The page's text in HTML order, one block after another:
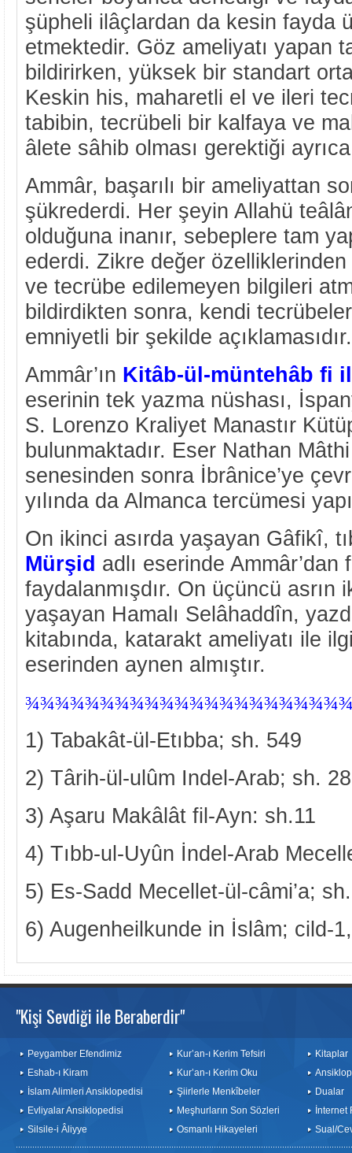
şüpheli ilâçlardan da kesin fayda
etmektedir. Göz ameliyatı yapan
bildirirken, yüksek bir standart
Keskin his, maharetli el ve ileri
tabibin, tecrübeli bir kalfaya ve
âlete sâhib olması gerektiği
Ammâr, başarılı bir ameliyattan
şükrederdi. Her şeyin Allahü
olduğuna inanır, sebeplere tam
ederdi. Zikre değer
ve tecrübe edilemeyen bilgileri
bildirdikten sonra, kendi
emniyetli bir şekilde açıklamasıdır.
Ammâr’ın Kitâb-ül-müntehâb fi
eserinin tek yazma nüshası,
S. Lorenzo Kraliyet Manastır
bulunmaktadır. Eser Nathan
senesinden sonra İbrânice’ye
yılında da Almanca tercümesi
On ikinci asırda yaşayan Gâfikî,
Mürşid adlı eserinde Ammâr’dan
faydalanmışdır. On üçüncü asrın
yaşayan Hamalı Selâhaddîn,
kitabında, katarakt ameliyatı ile
eserinden aynen almıştır.
¾
1) Tabakât-ül-Etıbba; sh. 549
2) Târih-ül-ulûm Indel-Arab; sh.
3) Aşaru Makâlât fil-Ayn: sh.11
4) Tıbb-ul-Uyûn İndel-Arab
5) Es-Sadd Mecellet-ül-câmi’a;
6) Augenheilkunde in İslâm; cild-
"Kişi Sevdiği ile Beraberdir"
Peygamber Efendimiz
Eshab-ı Kiram
İslam Alimleri Ansiklopedisi
Evliyalar Ansiklopedisi
Silsile-i Âliyye
Kur’an-ı Kerim Tefsiri
Kur’an-ı Kerim Oku
Şiirlerle Menkîbeler
Meşhurların Son Sözleri
Osmanlı Hikayeleri
Kitaplar
Dualar
İnternet
Sual/